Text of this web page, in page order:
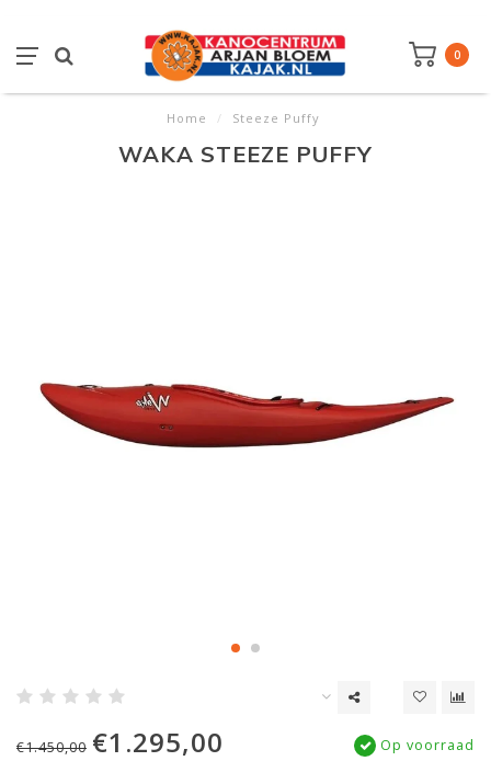
0
Home / Steeze Puffy
WAKA STEEZE PUFFY
€1.450,00 €1.295,00 Op voorraad